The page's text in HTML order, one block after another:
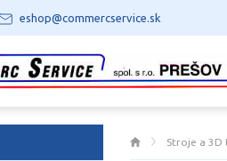
Stroje a 3D
eshop@commercservice.sk